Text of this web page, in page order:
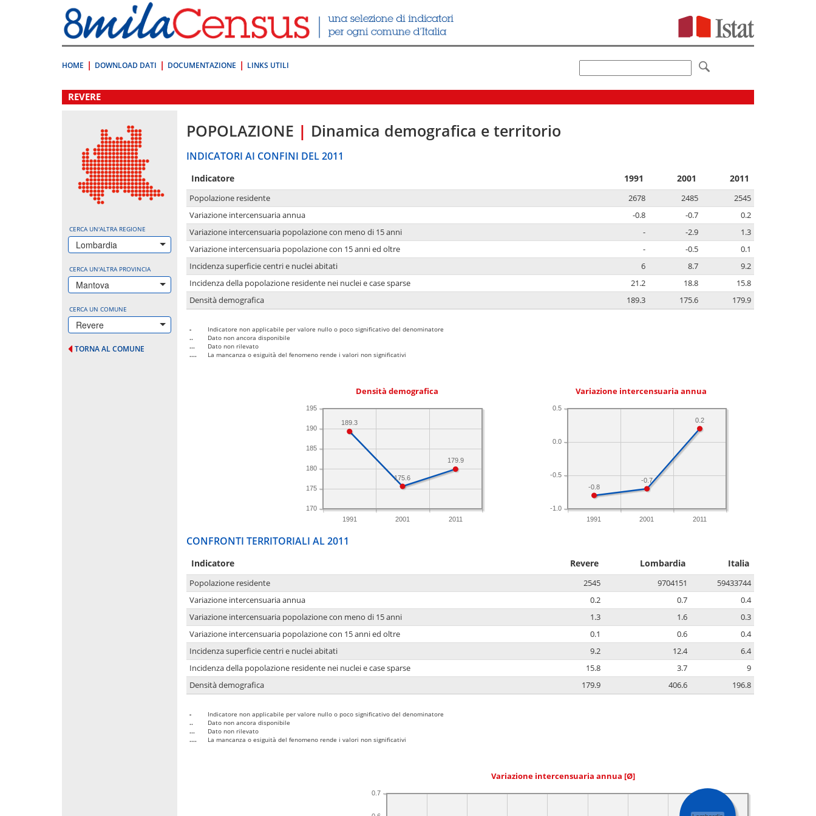
direttamente
a:
Contenuto
HOME DOWNLOAD DATI DOCUMENTAZIONE LINKS UTILI
.
REVERE
CERCA UN'ALTRA REGIONE
Lombardia
CERCA UN'ALTRA PROVINCIA
Mantova
CERCA UN COMUNE
Revere
TORNA AL COMUNE
POPOLAZIONE | Dinamica demografica e territorio
INDICATORI AI CONFINI DEL 2011
Indicatore 1991 2001 2011
Popolazione residente 2678 2485
2545
Variazione intercensuaria annua
-0.8 -0.7
0.2
Variazione intercensuaria popolazione con meno di 15 anni
- -2.9
1.3
Variazione intercensuaria popolazione con 15 anni ed oltre
- -0.5
0.1
Incidenza superficie centri e nuclei abitati
6 8.7
9.2
Incidenza della popolazione residente nei nuclei e case sparse
21.2 18.8
15.8
Densità demografica
189.3 175.6 179.9
-
Indicatore non applicabile per valore nullo o poco significativo del denominatore
..
Dato non ancora disponibile
...
Dato non rilevato
....
La mancanza o esiguità del fenomeno rende i valori non significativi
Densità demografica
1991 2001 2011
170
175
180
185
190
195
179.9
175.6
189.3
Variazione intercensuaria annua
1991 2001 2011
-1.0
-0.5
0.0
0.5
0.2
-0.7
-0.8
CONFRONTI TERRITORIALI AL 2011
Indicatore Revere Lombardia Italia
Popolazione residente 2545 9704151
59433744
Variazione intercensuaria annua
0.2 0.7
0.4
Variazione intercensuaria popolazione con meno di 15 anni
1.3 1.6
0.3
Variazione intercensuaria popolazione con 15 anni ed oltre
0.1 0.6
0.4
Incidenza superficie centri e nuclei abitati
9.2 12.4
6.4
Incidenza della popolazione residente nei nuclei e case sparse
15.8 3.7
9
Densità demografica
179.9 406.6 196.8
-
Indicatore non applicabile per valore nullo o poco significativo del denominatore
..
Dato non ancora disponibile
...
Dato non rilevato
....
La mancanza o esiguità del fenomeno rende i valori non significativi
Variazione intercensuaria annua [Ø]
0.7